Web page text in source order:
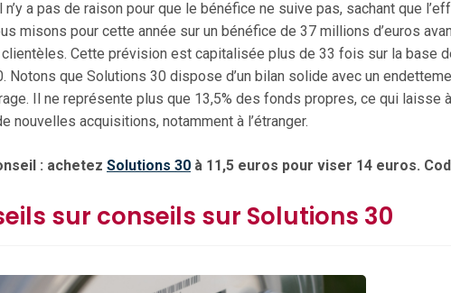
a pas de raison pour que le bénéfice ne suive pas, sachant que
misons pour cette année sur un bénéfice de 37 millions d’euros
Cette prévision est capitalisée plus de 33 fois sur la base
Notons que Solutions 30 dispose d’un bilan solide avec un
Il ne représente plus que 13,5% des fonds propres, ce qui
nouvelles acquisitions, notamment à l’étranger.
: achetez Solutions 30 à 11,5 euros pour viser 14 euros.
sur conseils sur Solutions 30